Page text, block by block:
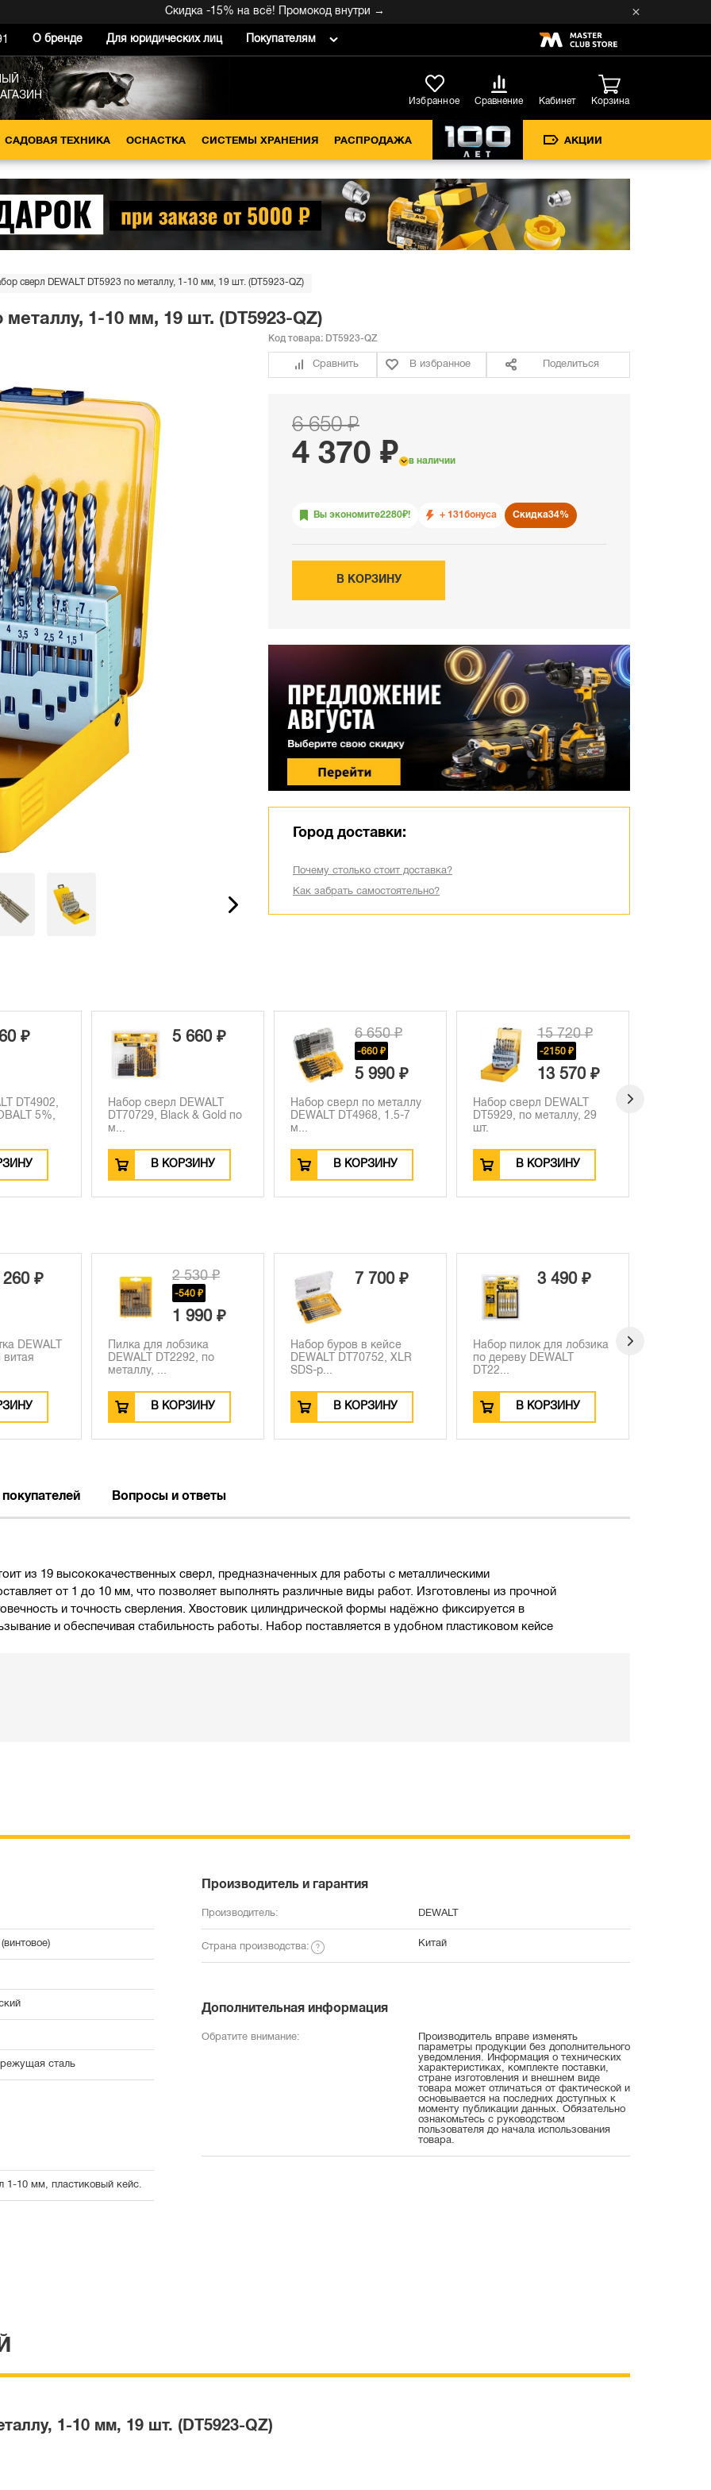
Скидка -15% на всё! Промокод внутри →
О бренде Для юридических лиц Покупателям
Избранное Сравнение Кабинет Корзина
САДОВАЯ ТЕХНИКА ОСНАСТКА СИСТЕМЫ ХРАНЕНИЯ РАСПРОДАЖА АКЦИИ
сверл DEWALT DT5923 по металлу, 1-10 мм, 19 шт. (DT5923-QZ)
металлу, 1-10 мм, 19 шт. (DT5923-QZ)
Код товара: DT5923-QZ
Сравнить В избранное Поделиться
6 650 ₽
4 370 ₽ в наличии
Вы экономите2280₽! + 131 бонуса Скидка34%
В КОРЗИНУ
Город доставки:
Почему столько стоит доставка?
Как забрать самостоятельно?
₽
DT4902,
5%,
5 660 ₽
Набор сверл DEWALT
DT70729, Black & Gold по
м...
В КОРЗИНУ
6 650 ₽
-660 ₽
5 990 ₽
Набор сверл по металлу
DEWALT DT4968, 1.5-7
м...
В КОРЗИНУ
15 720 ₽
-2150 ₽
13 570 ₽
Набор сверл DEWALT
DT5929, по металлу, 29
шт.
В КОРЗИНУ
260 ₽
DEWALT
витая
2 530 ₽
-540 ₽
1 990 ₽
Пилка для лобзика
DEWALT DT2292, по
металлу, ...
В КОРЗИНУ
7 700 ₽
Набор буров в кейсе
DEWALT DT70752, XLR
SDS-p...
В КОРЗИНУ
3 490 ₽
Набор пилок для лобзика
по дереву DEWALT
DT22...
В КОРЗИНУ
Вопросы и ответы
из 19 высококачественных сверл, предназначенных для работы с металлическими
от 1 до 10 мм, что позволяет выполнять различные виды работ. Изготовлены из прочной
и точность сверления. Хвостовик цилиндрической формы надёжно фиксируется в
и обеспечивая стабильность работы. Набор поставляется в удобном пластиковом кейсе
сталь
1-10 мм, пластиковый кейс.
Производитель и гарантия
Производитель: DEWALT
Страна производства: Китай
Дополнительная информация
Обратите внимание:
Производитель вправе изменять
параметры продукции без дополнительного
уведомления. Информация о технических
характеристиках, комплекте поставки,
стране изготовления и внешнем виде
товара может отличаться от фактической и
основывается на последних доступных к
моменту публикации данных. Обязательно
ознакомьтесь с руководством
пользователя до начала использования
товара.
1-10 мм, 19 шт. (DT5923-QZ)